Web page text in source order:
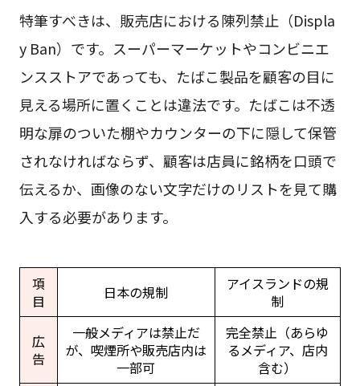
特筆すべきは、販売店における陳列禁止（Displa
y Ban）です。スーパーマーケットやコンビニエ
ンスストアであっても、たばこ製品を顧客の目に
見える場所に置くことは違法です。たばこは不透
明な扉のついた棚やカウンターの下に隠して保管
されなければならず、顧客は店員に銘柄を口頭で
伝えるか、画像のない文字だけのリストを見て購
入する必要があります。
項
目
日本の規制
アイスランドの規
制
広
告
一般メディアは禁止だ
が、喫煙所や販売店内は
一部可
完全禁止（あらゆ
るメディア、店内
含む）